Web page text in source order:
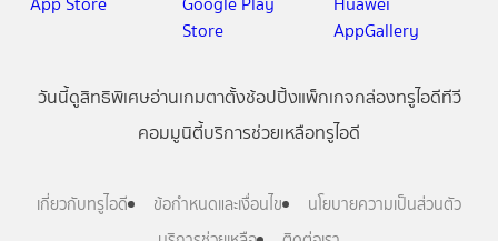
วันนี้ดูสิทธิพิเศษอ่านเกมตาตั้งช้อปปิ้งแพ็กเกจกล่องทรูไอดีทีวี
คอมมูนิตี้บริการช่วยเหลือทรูไอดี
เกี่ยวกับทรูไอดี ข้อกำหนดและเงื่อนไข
นโยบายความเป็นส่วนตัว